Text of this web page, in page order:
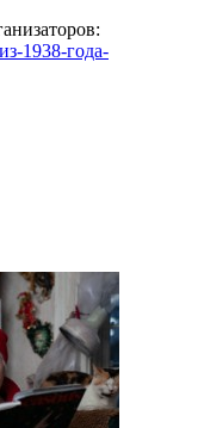
1938-года-